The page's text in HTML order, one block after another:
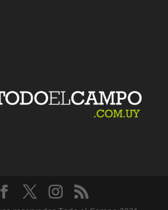
Facebook